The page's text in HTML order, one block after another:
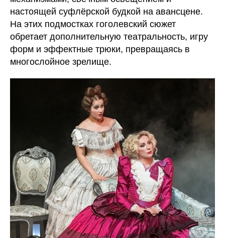
настоящей суфлёрской будкой на авансцене.
На этих подмостках гоголевский сюжет
обретает дополнительную театральность, игру
форм и эффектные трюки, превращаясь в
многослойное зрелище.